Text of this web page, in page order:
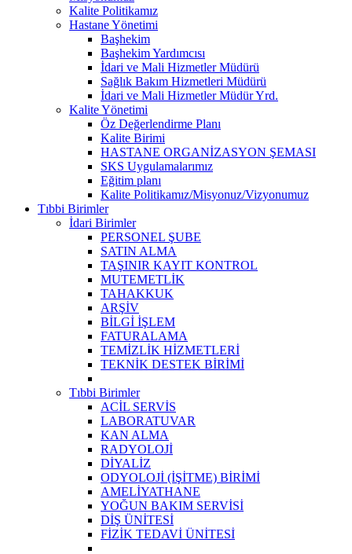
Kalite Politikamız
Hastane Yönetimi
Başhekim
Başhekim Yardımcısı
İdari ve Mali Hizmetler Müdürü
Sağlık Bakım Hizmetleri Müdürü
İdari ve Mali Hizmetler Müdür Yrd.
Kalite Yönetimi
Öz Değerlendirme Planı
Kalite Birimi
HASTANE ORGANİZASYON ŞEMASI
SKS Uygulamalarımız
Eğitim planı
Kalite Politikamız/Misyonuz/Vizyonumuz
Tıbbi Birimler
İdari Birimler
PERSONEL ŞUBE
SATIN ALMA
TAŞINIR KAYIT KONTROL
MUTEMETLİK
TAHAKKUK
ARŞİV
BİLGİ İŞLEM
FATURALAMA
TEMİZLİK HİZMETLERİ
TEKNİK DESTEK BİRİMİ
Tıbbi Birimler
ACİL SERVİS
LABORATUVAR
KAN ALMA
RADYOLOJİ
DİYALİZ
ODYOLOJİ (İŞİTME) BİRİMİ
AMELİYATHANE
YOĞUN BAKIM SERVİSİ
DİŞ ÜNİTESİ
FİZİK TEDAVİ ÜNİTESİ